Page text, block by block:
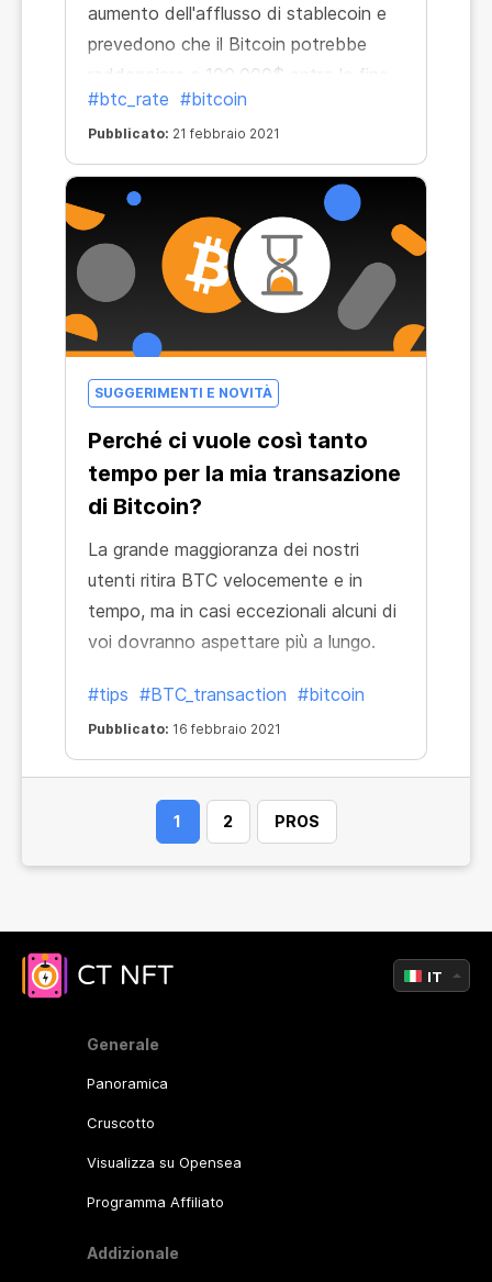
aumento dell'afflusso di stablecoin e
prevedono che il Bitcoin potrebbe
raddoppiare a 100.000$ entro la fine
dell'anno. E possiamo crederci
vedendo Bitcoin crescere del 70%
dall'inizio del 2021.
#btc_rate #bitcoin
Pubblicato: 21 febbraio 2021
SUGGERIMENTI E NOVITÀ
Perché ci vuole così tanto
tempo per la mia transazione
di Bitcoin?
La grande maggioranza dei nostri
utenti ritira BTC velocemente e in
tempo, ma in casi eccezionali alcuni di
voi dovranno aspettare più a lungo.
#tips #BTC_transaction #bitcoin
Pubblicato: 16 febbraio 2021
1 2 PROS
Generale
Panoramica
Cruscotto
Visualizza su Opensea
Programma Affiliato
Addizionale
IT